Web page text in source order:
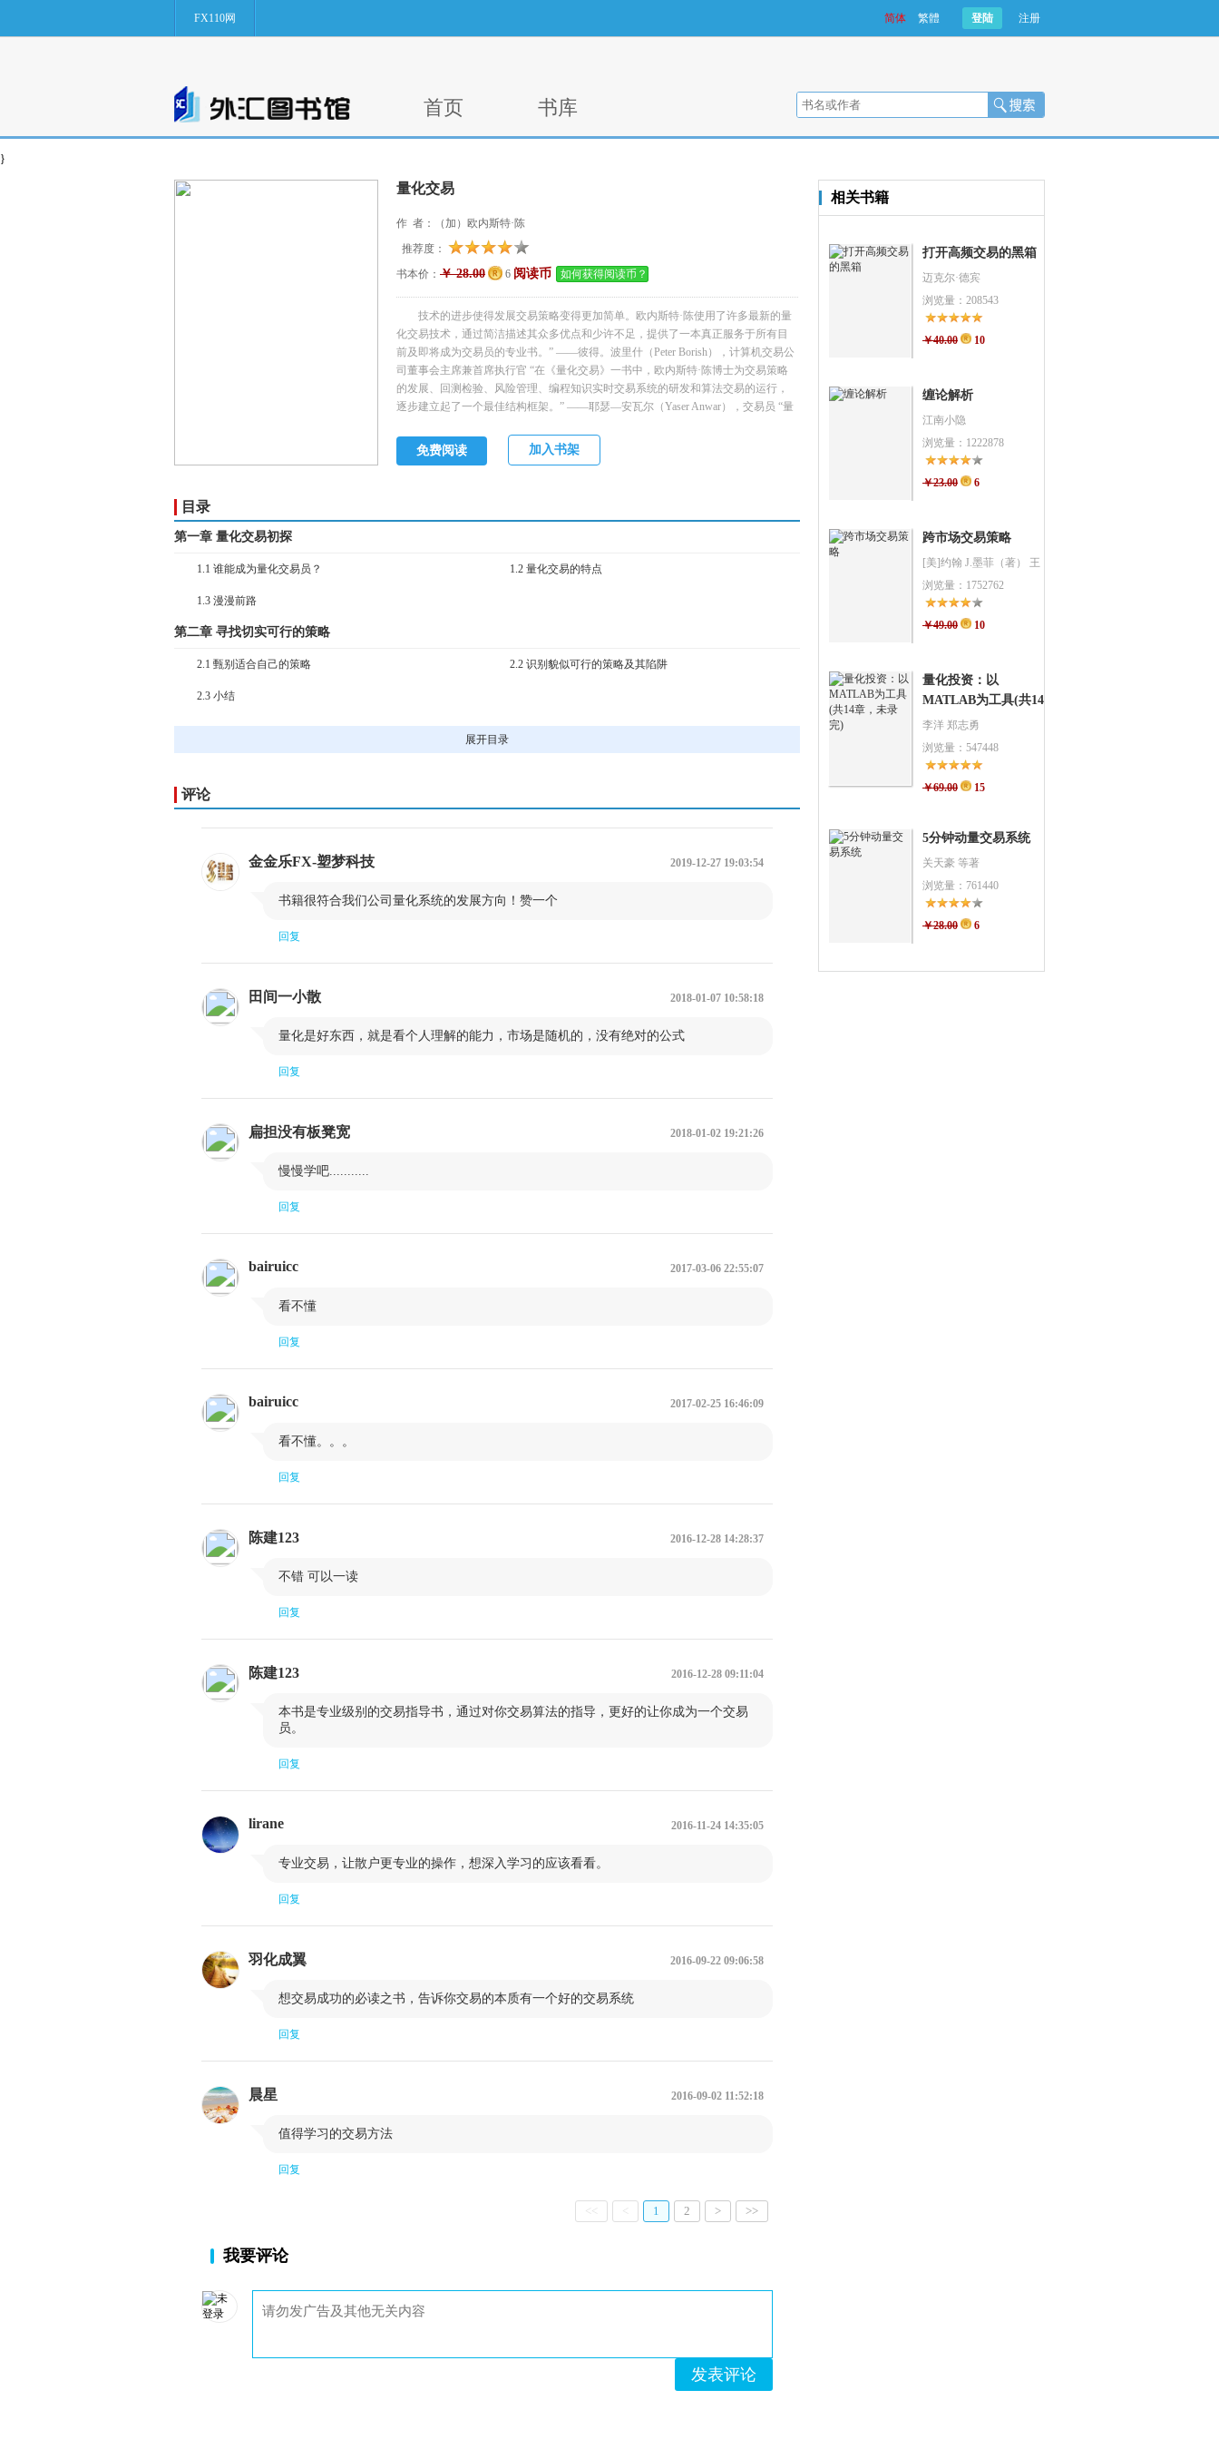
FX110网 简体 繁體 登陆 注册
首页 书库
}
量化交易
作 者：（加）欧内斯特·陈
推荐度：
书本价： ￥ 28.00 6 阅读币 如何获得阅读币？
技术的进步使得发展交易策略变得更加简单。欧内斯特·陈使用了许多最新的量
化交易技术，通过简洁描述其众多优点和少许不足，提供了一本真正服务于所有目
前及即将成为交易员的专业书。” ——彼得。波里什（Peter Borish），计算机交易公
司董事会主席兼首席执行官 “在《量化交易》一书中，欧内斯特·陈博士为交易策略
的发展、回测检验、风险管理、编程知识实时交易系统的研发和算法交易的运行，
逐步建立起了一个最佳结构框架。” ——耶瑟—安瓦尔（Yaser Anwar），交易员 “量
士才能掌握，欧内斯特·陈博士在其朴实无华的实践指导中，指出了进行一项成功的
自动交易操作的重要基础，并分享了其在艰苦历程中获得的经验教训，为个人交易
免费阅读 加入书架
目录
第一章 量化交易初探
1.1 谁能成为量化交易员？ 1.2 量化交易的特点
1.3 漫漫前路
第二章 寻找切实可行的策略
2.1 甄别适合自己的策略 2.2 识别貌似可行的策略及其陷阱
2.3 小结
第三章 回测
3.3 业绩度量
第四章 创建交易业务
5.1 自动交易系统的功能
5.3 用仿真交易测试交易系统 5.4 实际业绩偏离预期的原因
6.1 最优资本配置和杠忏
6.3 做好心理准备
6.5 附录：收益率正态分布时凯利公式的简单推导
第七章 量化交易专题
7. 1 均值回归策略和惯性策略
7.3 平稳健和协整性
7.9 小结
第八章 结语：独立交易员能否成功？
展开目录
评论
金金乐FX-塑梦科技 2019-12-27 19:03:54
书籍很符合我们公司量化系统的发展方向！赞一个
回复
田间一小散 2018-01-07 10:58:18
量化是好东西，就是看个人理解的能力，市场是随机的，没有绝对的公式
回复
扁担没有板凳宽 2018-01-02 19:21:26
慢慢学吧...........
回复
bairuicc 2017-03-06 22:55:07
看不懂
回复
bairuicc 2017-02-25 16:46:09
看不懂。。。
回复
陈建123 2016-12-28 14:28:37
不错 可以一读
回复
陈建123 2016-12-28 09:11:04
本书是专业级别的交易指导书，通过对你交易算法的指导，更好的让你成为一个交易
员。
回复
lirane 2016-11-24 14:35:05
专业交易，让散户更专业的操作，想深入学习的应该看看。
回复
羽化成翼 2016-09-22 09:06:58
想交易成功的必读之书，告诉你交易的本质有一个好的交易系统
回复
晨星 2016-09-02 11:52:18
值得学习的交易方法
回复
<< < 1 2 > >>
我要评论
发表评论
相关书籍
打开高频交易的黑箱
迈克尔·德宾
浏览量：208543
￥40.00 10
缠论解析
江南小隐
浏览量：1222878
￥23.00 6
跨市场交易策略
[美]约翰 J.墨菲（著） 王
帆 高闻酉 马海涌（译）
浏览量：1752762
￥49.00 10
量化投资：以
MATLAB为工具(共14
章，未录完)
李洋 郑志勇
浏览量：547448
￥69.00 15
5分钟动量交易系统
关天豪 等著
浏览量：761440
￥28.00 6